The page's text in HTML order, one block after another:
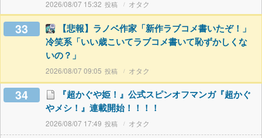
2026/08/07 15:32 オタク
33
【悲報】ラノベ作家「新作ラブコメ書いたぞ！」
冷笑系「いい歳こいてラブコメ書いて恥ずかしくな
いの？」
2026/08/07 09:05 オタク
34
『超かぐや姫！』公式スピンオフマンガ『超かぐ
やメシ！』連載開始！！！！
2026/08/07 17:49 オタク